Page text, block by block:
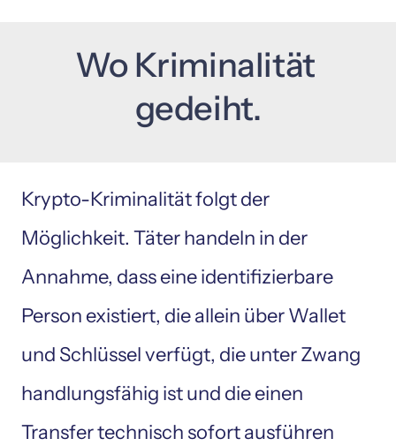
Wo
gedeiht.
Krypto-Kriminalität folgt der
Möglichkeit. Täter handeln in der
Annahme, dass eine identifizierbare
Person existiert, die allein über Wallet
und Schlüssel verfügt, die unter Zwang
handlungsfähig ist und die einen
Transfer technisch sofort ausführen